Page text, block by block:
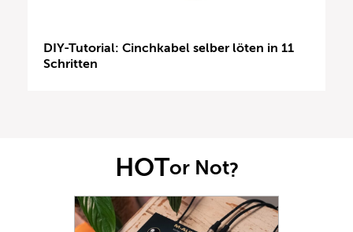
DIY-Tutorial: Cinchkabel selber löten in 11
Schritten
HOTor Not?